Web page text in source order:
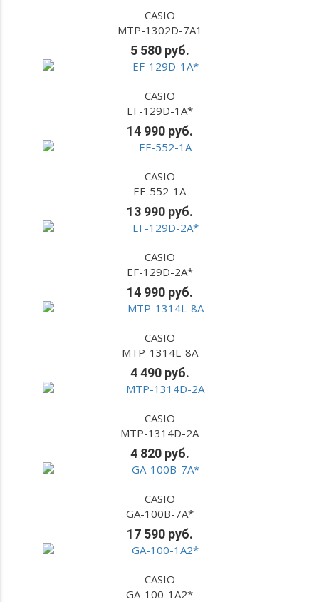
CASIO
MTP-1302D-7A1
5 580 руб.
CASIO
EF-129D-1A*
14 990 руб.
CASIO
EF-552-1A
13 990 руб.
CASIO
EF-129D-2A*
14 990 руб.
CASIO
MTP-1314L-8A
4 490 руб.
CASIO
MTP-1314D-2A
4 820 руб.
CASIO
GA-100B-7A*
17 590 руб.
CASIO
GA-100-1A2*